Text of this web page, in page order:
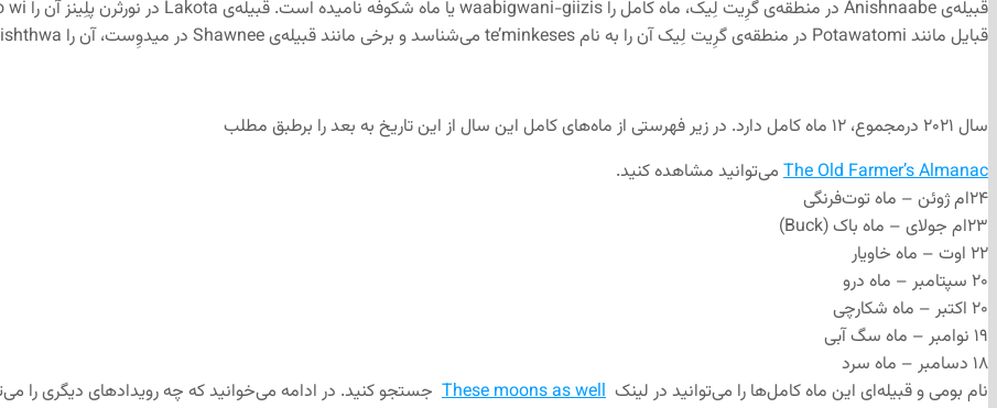
قبایل مانند Potawatomi در منطقه‌ی گرِیت لِیک آن را به نام te’minkeses می‌شناسد و برخی مانند قبیله‌ی Shawnee در میدوِست، آن را hotehimini kiishthwa می‎‌خواند که هر دو به معنای ماه توت‌فرنگی است.
سال ۲۰۲۱ درمجموع، ۱۲ ماه کامل دارد. در زیر فهرستی از ماه‌های کامل این سال از این تاریخ به بعد را برطبق مطلب
The Old Farmer’s Almanac می‌توانید مشاهده کنید.
۲۴ام ژوئن – ماه توت‌فرنگی
۲۳ام جولای – ماه باک (Buck)
۲۲ اوت – ماه خاویار
۲۰ سپتامبر – ماه درو
۲۰ اکتبر – ماه شکارچی
۱۹ نوامبر – ماه سگ آبی
۱۸ دسامبر – ماه سرد
نام بومی و قبیله‌ای این ماه کامل‌ها را می‌توانید در لینک These moons as well جستجو کنید. در ادامه می‌خوانید که چه رویدادهای دیگری را می‌توان از سال